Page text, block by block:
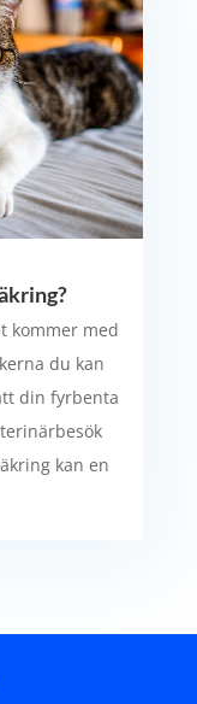
kommer med
du kan
din fyrbenta
kan en